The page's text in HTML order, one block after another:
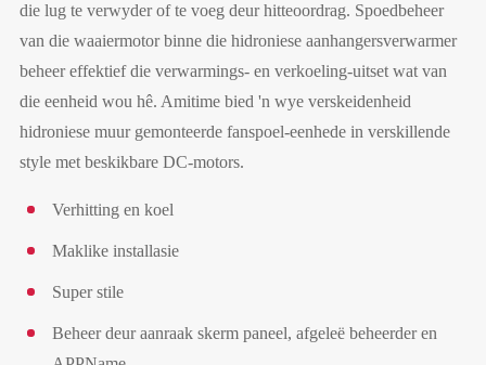
die lug te verwyder of te voeg deur hitteoordrag. Spoedbeheer
van die waaiermotor binne die hidroniese aanhangersverwarmer
beheer effektief die verwarmings- en verkoeling-uitset wat van
die eenheid wou hê. Amitime bied 'n wye verskeidenheid
hidroniese muur gemonteerde fanspoel-eenhede in verskillende
style met beskikbare DC-motors.
Verhitting en koel
Maklike installasie
Super stile
Beheer deur aanraak skerm paneel, afgeleë beheerder en